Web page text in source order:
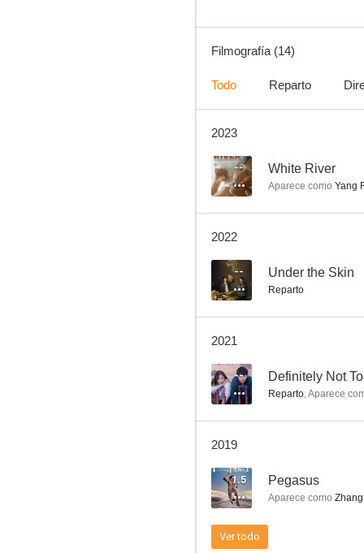
Filmografía (14)
Todo Reparto
2023
-- White River
Aparece como Yang
2022
-- Under the Skin
Reparto
2021
-- Definitely Not
Reparto,Aparece
2019
1.5 Pegasus
Aparece como
Ver todo